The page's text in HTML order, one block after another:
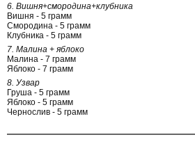
6. Вишня+смородина+клубника
Вишня - 5 грамм
Смородина - 5 грамм
Клубника - 5 грамм
7. Малина + яблоко
Малина - 7 грамм
Яблоко - 7 грамм
8. Узвар
Груша - 5 грамм
Яблоко - 5 грамм
Чернослив - 5 грамм